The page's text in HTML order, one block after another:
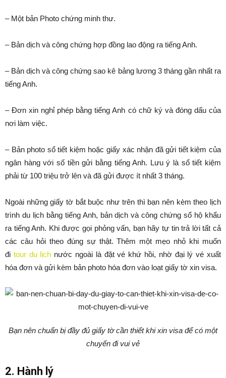
– Một bản Photo chứng minh thư.
– Bản dịch và công chứng hợp đồng lao động ra tiếng Anh.
– Bản dịch và công chứng sao kê bảng lương 3 tháng gần nhất ra
tiếng Anh.
– Đơn xin nghỉ phép bằng tiếng Anh có chữ ký và đóng dấu của
nơi làm việc.
– Bản photo sổ tiết kiệm hoặc giấy xác nhận đã gửi tiết kiệm của
ngân hàng với số tiền gửi bằng tiếng Anh. Lưu ý là sổ tiết kiệm
phải từ 100 triệu trở lên và đã gửi được ít nhất 3 tháng.
Ngoài những giấy tờ bắt buộc như trên thì bạn nên kèm theo lịch
trình du lịch bằng tiếng Anh, bản dịch và công chứng sổ hộ khẩu
ra tiếng Anh. Khi được gọi phỏng vấn, bạn hãy tự tin trả lời tất cả
các câu hỏi theo đúng sự thật. Thêm một mẹo nhỏ khi muốn
đi tour du lịch nước ngoài là đặt vé khứ hồi, nhờ đại lý vé xuất
hóa đơn và gửi kèm bản photo hóa đơn vào loạt giấy tờ xin visa.
Bạn nên chuẩn bị đầy đủ giấy tờ cần thiết khi xin visa để có một
chuyến đi vui vẻ
2. Hành lý